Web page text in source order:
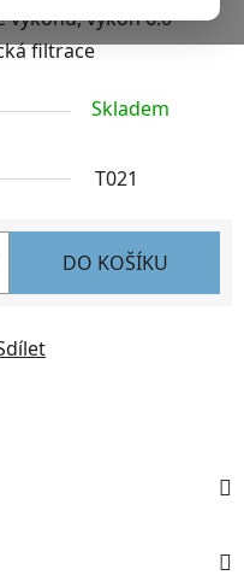
výkon 6.0
filtrace
Skladem
T021
DO KOŠÍKU